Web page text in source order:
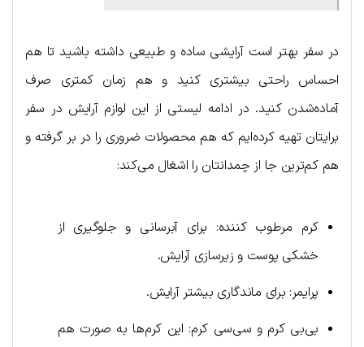
در سفر بهتر است آرایشی ساده و طبیعی داشته باشید تا هم
احساس راحتی بیشتری کنید و هم زمان کمتری صرف
آماده‌شدن کنید. در ادامه لیستی از این لوازم آرایش در سفر
برایتان تهیه کرده‌ایم که هم محصولات ضروری را در بر گرفته و
هم کم‌ترین جا از چمدانتان را اشغال می‌کند:
کرم مرطوب کننده: برای آبرسانی و جلوگیری از
خشکی پوست و زیرسازی آرایش.
پرایمر: برای ماندگاری بیشتر آرایش.
بی‌بی کرم و سی‌سی کرم: این کرم‌ها به صورت هم